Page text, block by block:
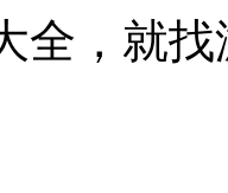
全，就